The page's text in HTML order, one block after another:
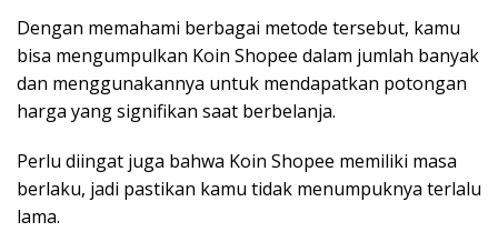
Dengan memahami berbagai metode tersebut, kamu
bisa mengumpulkan Koin Shopee dalam jumlah banyak
dan menggunakannya untuk mendapatkan potongan
harga yang signifikan saat berbelanja.
Perlu diingat juga bahwa Koin Shopee memiliki masa
berlaku, jadi pastikan kamu tidak menumpuknya terlalu
lama.